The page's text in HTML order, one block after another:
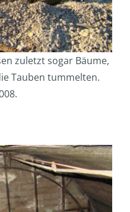
zuletzt sogar Bäume,
Tauben tummelten.